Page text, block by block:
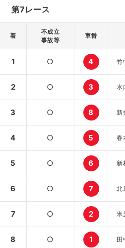
第7レース
着
不成立
事故等
車番
1 ○ 4 竹
2 ○ 3
3 ○ 8
4 ○ 5
5 ○ 6 新
6 ○ 7
7 ○ 2
8 ○ 1